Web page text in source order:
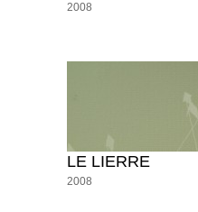
2008
LE LIERRE
2008